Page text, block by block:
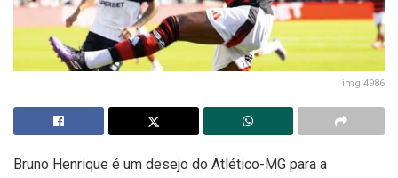
img 4986
Bruno Henrique é um desejo do Atlético-MG para a